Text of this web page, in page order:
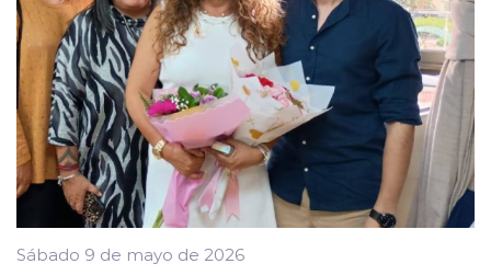
Sábado 9 de mayo de 2026